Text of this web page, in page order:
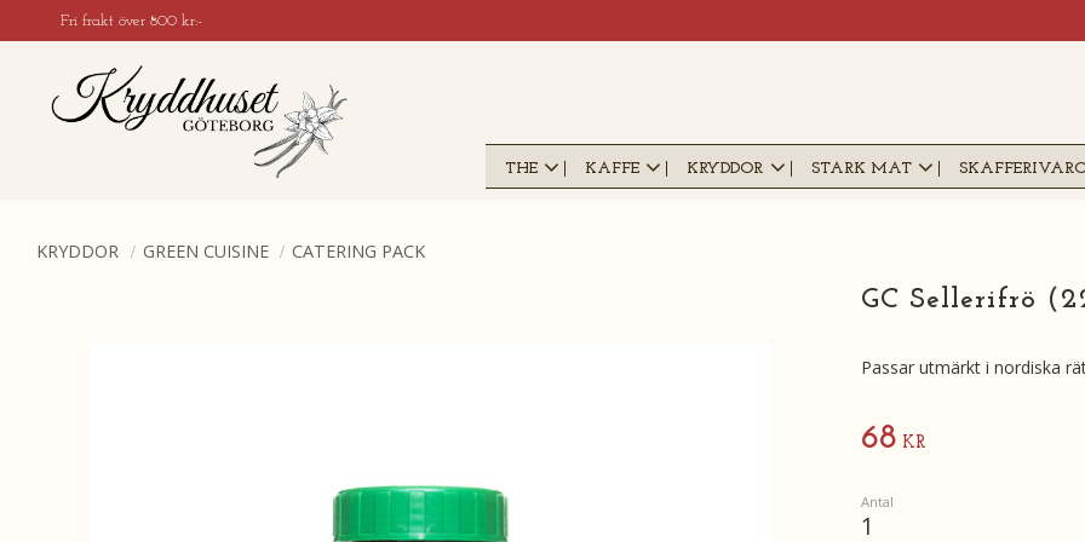
Fri frakt över 800 kr:-
THE KAFFE KRYDDOR STARK MAT
KRYDDOR GREEN CUISINE CATERING PACK
GC Sellerifrö
Passar utmärkt i nordiska
68 KR
Antal